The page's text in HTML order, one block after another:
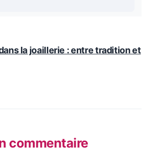
la joaillerie : entre tradition et
commentaire